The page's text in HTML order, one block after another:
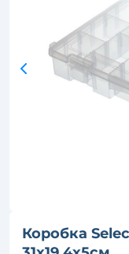
Коробка